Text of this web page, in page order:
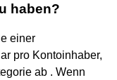
haben?
einer
pro Kontoinhaber,
ab . Wenn